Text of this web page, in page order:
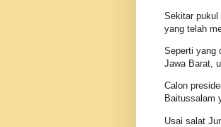
Sekitar pukul
yang telah
Seperti yang
Jawa Barat,
Calon
Baitussalam
Usai salat